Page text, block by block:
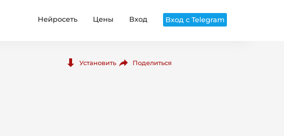
Нейросеть Цены Вход Вход с Telegram
Установить Поделиться